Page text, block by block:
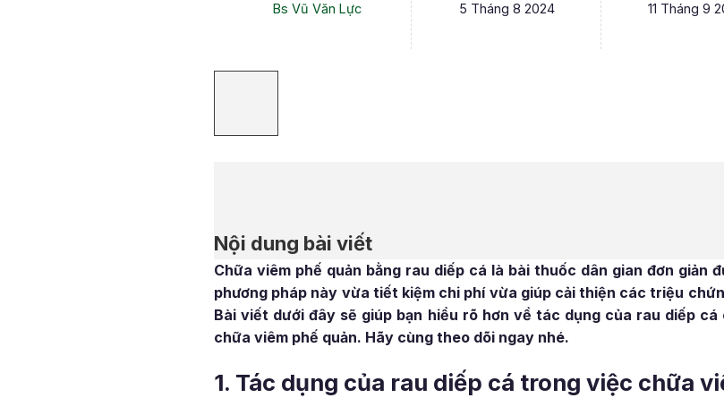
Bs Vũ Văn Lực
5 Tháng 8 2024
11 Tháng 9
Nội dung bài viết
Chữa viêm phế quản bằng rau diếp cá là bài thuốc dân gian đơn giản
phương pháp này vừa tiết kiệm chi phí vừa giúp cải thiện các triệu
Bài viết dưới đây sẽ giúp bạn hiểu rõ hơn về tác dụng của rau diếp
chữa viêm phế quản. Hãy cùng theo dõi ngay nhé.
1. Tác dụng của rau diếp cá trong việc chữa